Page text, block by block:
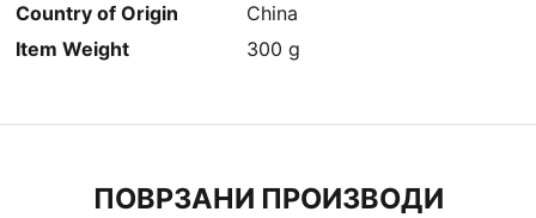
Country of Origin
‎China
Item Weight
‎300 g
ПОВРЗАНИ ПРОИЗВОДИ